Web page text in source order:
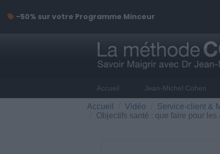
Accueil Jean-Michel Cohen
Accueil Vidéo
Service-client &
Objectifs santé : que faire pour
-50% sur votre Programme Minceur